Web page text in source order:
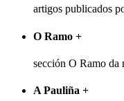
artigos publicados
O Ramo +
sección O Ramo da
A Pauliña +